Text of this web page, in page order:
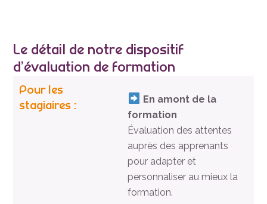
Le détail de notre dispositif
d’évaluation de formation
Pour les
stagiaires :
En amont de la
formation
Évaluation des attentes
auprès des apprenants
pour adapter et
personnaliser au mieux la
formation.